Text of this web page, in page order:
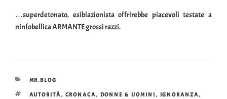
…superdetonato, esibiazionista offrirebbe piacevoli testate a
ninfobellica ARMANTE grossi razzi.
CATEGORIE
MR.BLOG
TAG
AUTORITÀ, CRONACA, DONNE & UOMINI , IGNORANZA,